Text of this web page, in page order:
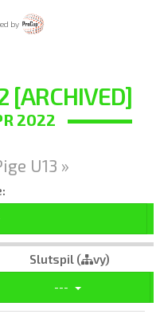
by
[ARCHIVED]
2022
U13 »
Slutspil ( vy)
---